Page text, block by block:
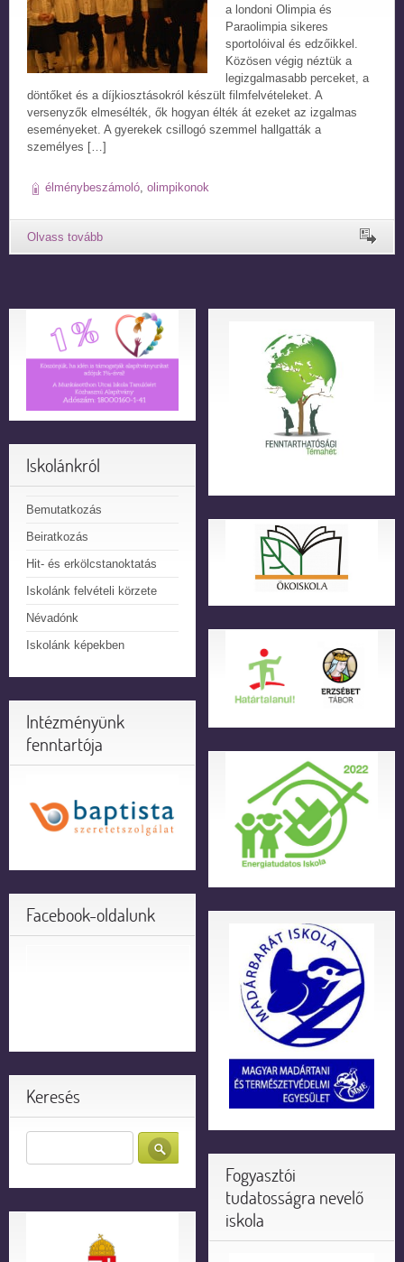
a londoni Olimpia és
Paraolimpia sikeres
sportolóival és edzőikkel.
Közösen végig néztük a
legizgalmasabb perceket, a
döntőket és a díjkiosztásokról készült filmfelvételeket. A
versenyzők elmesélték, ők hogyan élték át ezeket az izgalmas
eseményeket. A gyerekek csillogó szemmel hallgatták a
személyes […]
élménybeszámoló, olimpikonok
Iskolánkról
Bemutatkozás
Beiratkozás
Hit- és erkölcstanoktatás
Iskolánk felvételi körzete
Névadónk
Iskolánk képekben
Intézményünk
fenntartója
Facebook-oldalunk
Keresés
Fogyasztói
tudatosságra nevelő
iskola